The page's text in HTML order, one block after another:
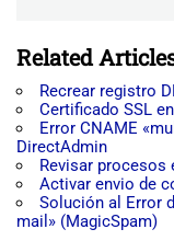
Related
Recrear registro
Certificado SSL
Error CNAME
DirectAdmin
Revisar procesos
Activar envio de
Solución al Error
mail» (MagicSpam)